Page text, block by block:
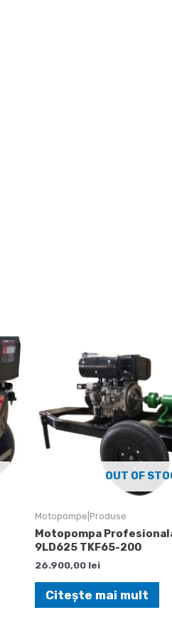
OUT OF
Motopompe|Produse
Motopompa
9LD625 TKF65-200
26.900,00 lei
Citește mai mult